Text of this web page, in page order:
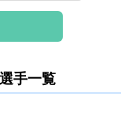
手一覧